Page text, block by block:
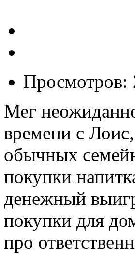
Просмотров:
Мег
времени с
обычных
покупки
денежный
покупки для
про